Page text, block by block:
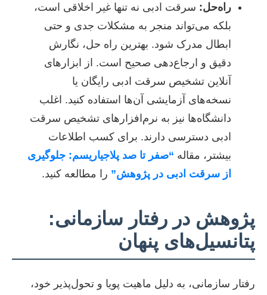
راه‌حل: سرقت ادبی نه تنها غیر اخلاقی است،
بلکه می‌تواند منجر به مشکلات جدی و حتی
ابطال مدرک شود. بهترین راه حل، نگارش
دقیق و ارجاع‌دهی صحیح است. از ابزارهای
آنلاین تشخیص سرقت ادبی رایگان یا
نسخه‌های آزمایشی آن‌ها استفاده کنید. اغلب
دانشگاه‌ها نیز به نرم‌افزارهای تشخیص سرقت
ادبی دسترسی دارند. برای کسب اطلاعات
بیشتر، مقاله “صفر تا صد پلاجیاریسم: جلوگیری
از سرقت ادبی در پژوهش” را مطالعه کنید.
پژوهش در رفتار سازمانی:
پتانسیل‌های پنهان
رفتار سازمانی، به دلیل ماهیت پویا و تحول‌پذیر خود،